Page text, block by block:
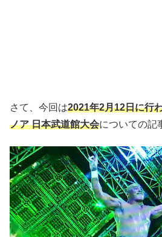
さて、今回は2021年2月12日に行
ノア 日本武道館大会についての記